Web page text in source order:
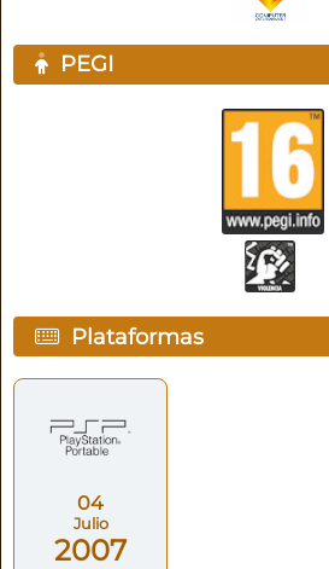
PEGI
Plataformas
04
Julio
2007